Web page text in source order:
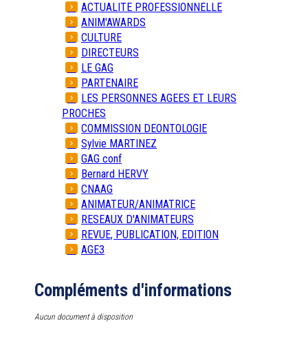
ACTUALITE PROFESSIONNELLE
ANIM'AWARDS
CULTURE
DIRECTEURS
LE GAG
PARTENAIRE
LES PERSONNES AGEES ET LEURS
PROCHES
COMMISSION DEONTOLOGIE
Sylvie MARTINEZ
GAG conf
Bernard HERVY
CNAAG
ANIMATEUR/ANIMATRICE
RESEAUX D'ANIMATEURS
REVUE, PUBLICATION, EDITION
AGE3
Compléments d'informations
Aucun document à disposition